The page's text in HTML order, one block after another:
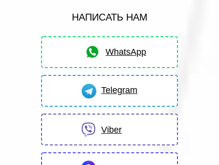
WhatsApp
Telegram
НАПИСАТЬ НАМ
Viber